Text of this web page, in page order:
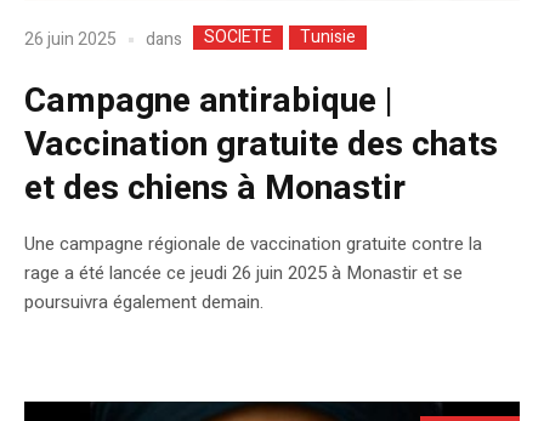
26 juin 2025 dans SOCIETE Tunisie
Campagne antirabique |
Vaccination gratuite des chats
et des chiens à Monastir
Une campagne régionale de vaccination gratuite contre la
rage a été lancée ce jeudi 26 juin 2025 à Monastir et se
poursuivra également demain.